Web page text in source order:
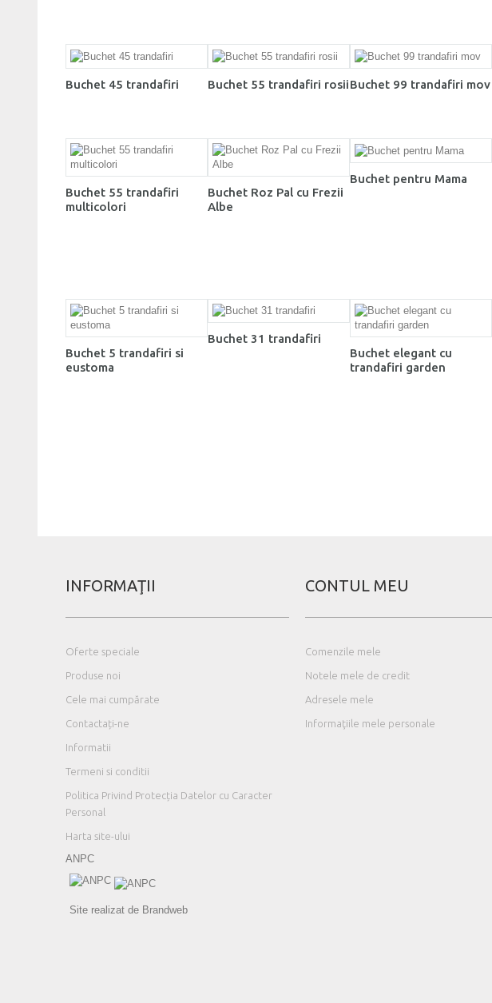
Buchet 45 trandafiri Buchet 55 trandafiri rosiiBuchet 99 trandafiri mov
Buchet 55 trandafiri
multicolori
Buchet Roz Pal cu Frezii
Albe
Buchet pentru Mama
Buchet 5 trandafiri si
eustoma
Buchet 31 trandafiri
Buchet elegant cu
trandafiri garden
INFORMAŢII
Oferte speciale
Produse noi
Cele mai cumpărate
Contactați-ne
Informatii
Termeni si conditii
Politica Privind Protecția Datelor cu Caracter
Personal
Harta site-ului
ANPC
CONTUL MEU
Comenzile mele
Notele mele de credit
Adresele mele
Informaţiile mele personale
Site realizat de Brandweb